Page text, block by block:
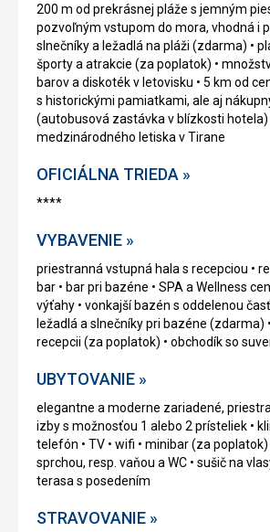
200 m od prekrásnej pláže s jemným
pozvoľným vstupom do mora, vhodná i
slnečníky a ležadlá na pláži (zdarma) •
športy a atrakcie (za poplatok) •
barov a diskoték v letovisku • 5 km od
s historickými pamiatkami, ale aj
(autobusová zastávka v blízkosti hotela)
medzinárodného letiska v Tirane
OFICIÁLNA TRIEDA »
****
VYBAVENIE »
priestranná vstupná hala s recepciou •
bar • bar pri bazéne • SPA a Wellness
výťahy • vonkajší bazén s oddelenou
ležadlá a slnečníky pri bazéne (zdarma)
recepcii (za poplatok) • obchodík so
UBYTOVANIE »
elegantne a moderne zariadené,
izby s možnosťou 1 alebo 2 prísteliek •
telefón • TV • wifi • minibar (za poplatok)
sprchou, resp. vaňou a WC • sušič na
terasa s posedením
STRAVOVANIE »